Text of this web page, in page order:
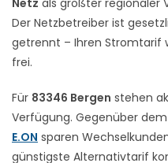
Der Netzbetreiber ist
getrennt – Ihren Stromtarif
frei.
Für 83346 Bergen stehen
Verfügung. Gegenüber
E.ON sparen
günstigste Alternativtarif